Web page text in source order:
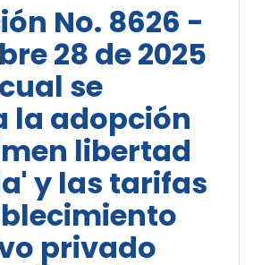
No. 8626 -
28 de 2025
se
la adopción
libertad
y las tarifas
privado